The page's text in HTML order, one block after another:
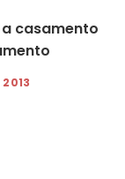
casamento